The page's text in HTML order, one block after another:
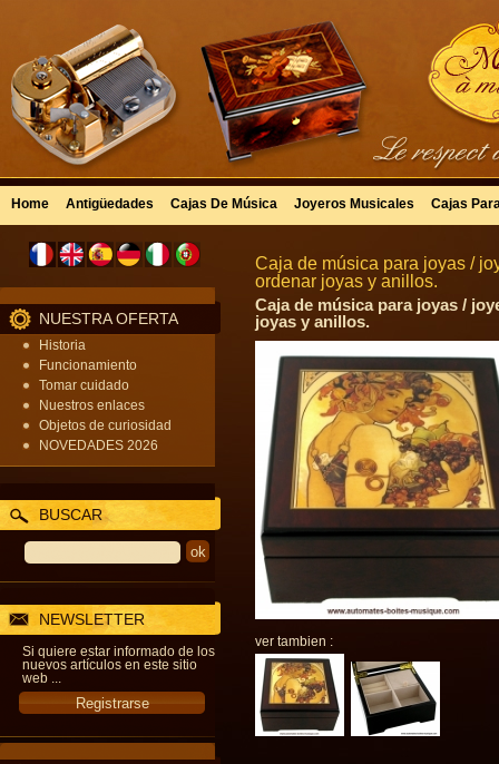
Home Antigüedades Cajas De Música Joyeros Musicales Cajas
NUESTRA OFERTA
Historia
Funcionamiento
Tomar cuidado
Nuestros enlaces
Objetos de curiosidad
NOVEDADES 2026
BUSCAR
NEWSLETTER
Si quiere estar informado de los
nuevos artículos en este sitio
web ...
Caja de música para joyas /
ordenar joyas y anillos.
Caja de música para joyas /
joyas y anillos.
ver tambien :